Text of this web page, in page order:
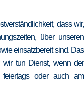
dass wir,
über unseren
einsatzbereit sind. Das
wir tun Dienst, wenn der
feiertags oder auch am